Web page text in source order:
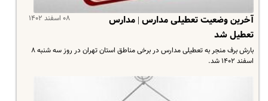
۰۸ اسفند ۱۴۰۲
آخرین وضعیت تعطیلی مدارس | مدارس
تعطیل شد
بارش برف منجر به تعطیلی مدارس در برخی مناطق استان تهران در روز سه شنبه ۸
اسفند ۱۴۰۲ شد.